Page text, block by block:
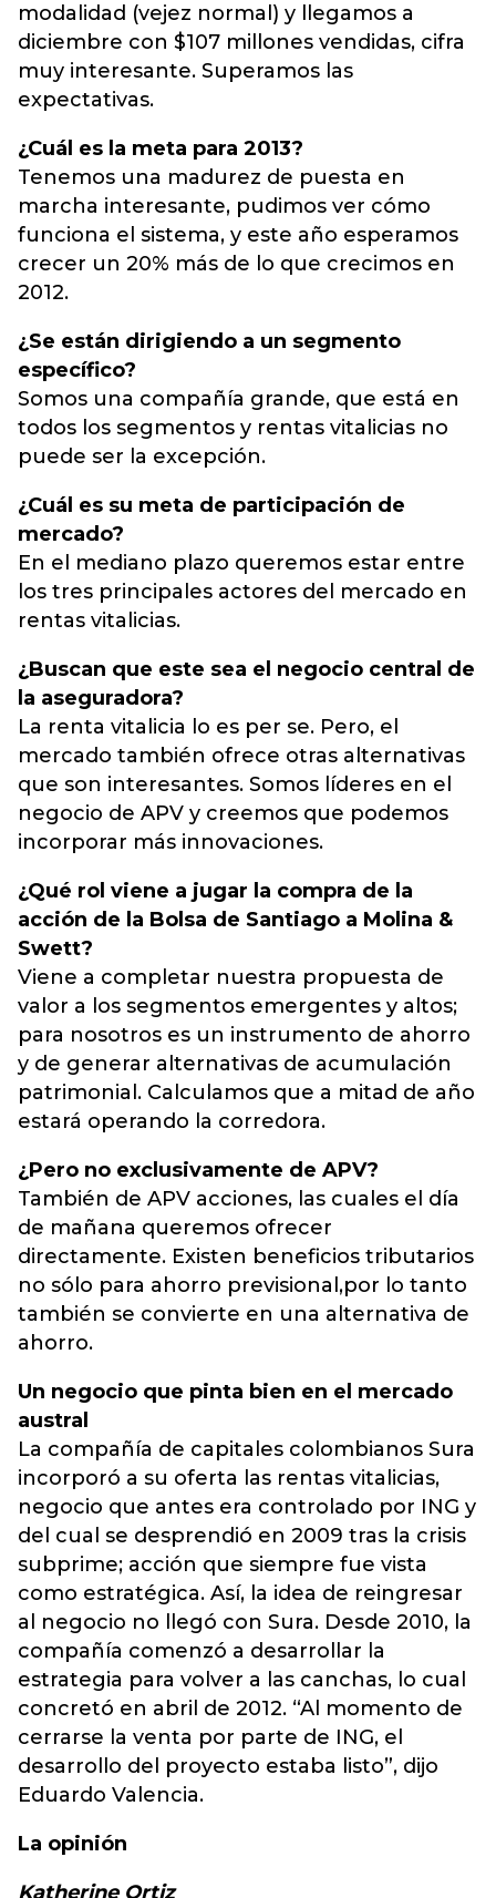
modalidad (vejez normal) y llegamos a
diciembre con $107 millones vendidas, cifra
muy interesante. Superamos las
expectativas.
¿Cuál es la meta para 2013?
Tenemos una madurez de puesta en
marcha interesante, pudimos ver cómo
funciona el sistema, y este año esperamos
crecer un 20% más de lo que crecimos en
2012.
¿Se están dirigiendo a un segmento
específico?
Somos una compañía grande, que está en
todos los segmentos y rentas vitalicias no
puede ser la excepción.
¿Cuál es su meta de participación de
mercado?
En el mediano plazo queremos estar entre
los tres principales actores del mercado en
rentas vitalicias.
¿Buscan que este sea el negocio central de
la aseguradora?
La renta vitalicia lo es per se. Pero, el
mercado también ofrece otras alternativas
que son interesantes. Somos líderes en el
negocio de APV y creemos que podemos
incorporar más innovaciones.
¿Qué rol viene a jugar la compra de la
acción de la Bolsa de Santiago a Molina &
Swett?
Viene a completar nuestra propuesta de
valor a los segmentos emergentes y altos;
para nosotros es un instrumento de ahorro
y de generar alternativas de acumulación
patrimonial. Calculamos que a mitad de año
estará operando la corredora.
¿Pero no exclusivamente de APV?
También de APV acciones, las cuales el día
de mañana queremos ofrecer
directamente. Existen beneficios tributarios
no sólo para ahorro previsional,por lo tanto
también se convierte en una alternativa de
ahorro.
Un negocio que pinta bien en el mercado
austral
La compañía de capitales colombianos Sura
incorporó a su oferta las rentas vitalicias,
negocio que antes era controlado por ING y
del cual se desprendió en 2009 tras la crisis
subprime; acción que siempre fue vista
como estratégica. Así, la idea de reingresar
al negocio no llegó con Sura. Desde 2010, la
compañía comenzó a desarrollar la
estrategia para volver a las canchas, lo cual
concretó en abril de 2012. “Al momento de
cerrarse la venta por parte de ING, el
desarrollo del proyecto estaba listo”, dijo
Eduardo Valencia.
La opinión
Katherine Ortiz